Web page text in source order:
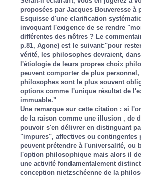
proposées par Jacques Bouveresse
Esquisse d'une clarification
invoquant l'exigence de se rendre
différentes des nôtres ? Le
p.81, Agone) est le suivant:"pour
vérité, les philosophes devraient,
l'étiologie de leurs propres choix
peuvent comporter de plus
philosophes sont le plus souvent
options comme l'unique résultat de
immuable."
Une remarque sur cette citation : si
de la raison comme une illusion , de
pouvoir s'en délivrer en distinguant
"impures", affectives ou
peuvent prétendre à l'universalité,
l'option philosophique mais alors il
une activité fondamentalement
conception nietzschéenne de la